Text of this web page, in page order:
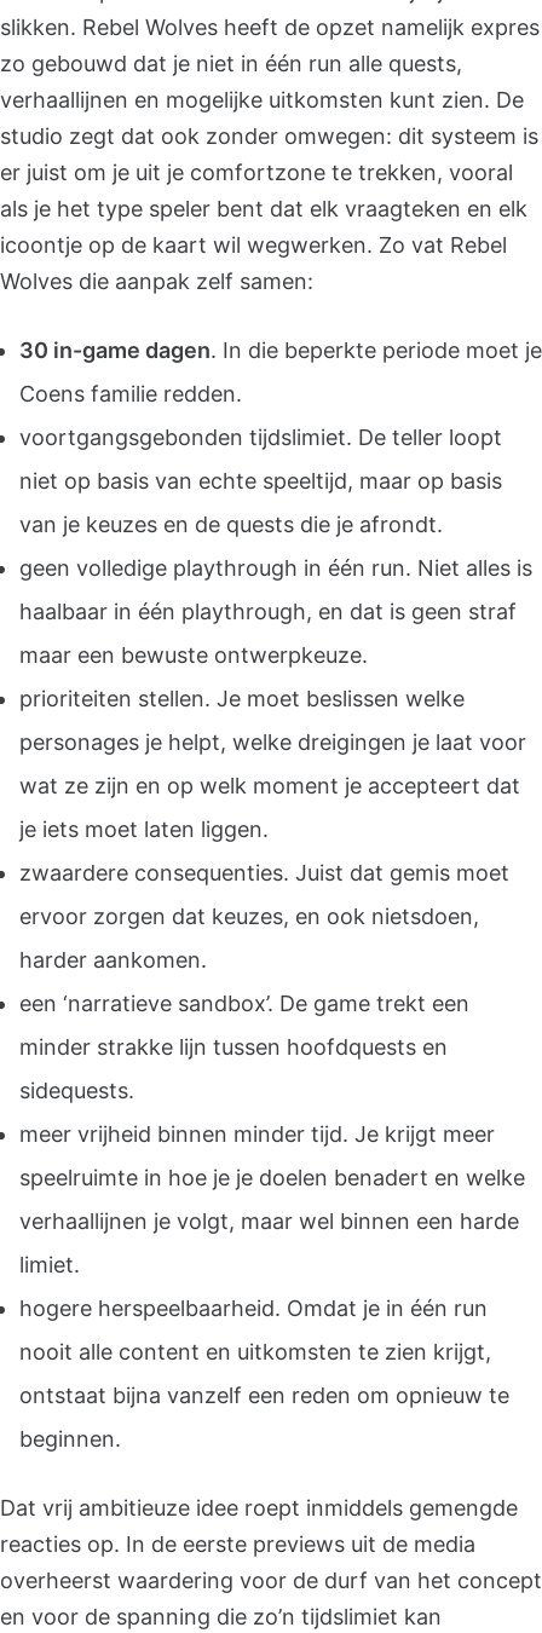
slikken. Rebel Wolves heeft de opzet namelijk expres
zo gebouwd dat je niet in één run alle quests,
verhaallijnen en mogelijke uitkomsten kunt zien. De
studio zegt dat ook zonder omwegen: dit systeem is
er juist om je uit je comfortzone te trekken, vooral
als je het type speler bent dat elk vraagteken en elk
icoontje op de kaart wil wegwerken. Zo vat Rebel
Wolves die aanpak zelf samen:
30 in-game dagen. In die beperkte periode moet je
Coens familie redden.
voortgangsgebonden tijdslimiet. De teller loopt
niet op basis van echte speeltijd, maar op basis
van je keuzes en de quests die je afrondt.
geen volledige playthrough in één run. Niet alles is
haalbaar in één playthrough, en dat is geen straf
maar een bewuste ontwerpkeuze.
prioriteiten stellen. Je moet beslissen welke
personages je helpt, welke dreigingen je laat voor
wat ze zijn en op welk moment je accepteert dat
je iets moet laten liggen.
zwaardere consequenties. Juist dat gemis moet
ervoor zorgen dat keuzes, en ook nietsdoen,
harder aankomen.
een ‘narratieve sandbox’. De game trekt een
minder strakke lijn tussen hoofdquests en
sidequests.
meer vrijheid binnen minder tijd. Je krijgt meer
speelruimte in hoe je je doelen benadert en welke
verhaallijnen je volgt, maar wel binnen een harde
limiet.
hogere herspeelbaarheid. Omdat je in één run
nooit alle content en uitkomsten te zien krijgt,
ontstaat bijna vanzelf een reden om opnieuw te
beginnen.
Dat vrij ambitieuze idee roept inmiddels gemengde
reacties op. In de eerste previews uit de media
overheerst waardering voor de durf van het concept
en voor de spanning die zo’n tijdslimiet kan